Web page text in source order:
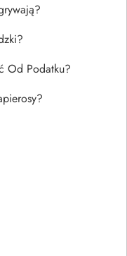
Od Podatku?